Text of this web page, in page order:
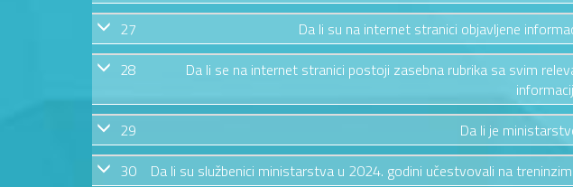
27 Da li su na internet stranici objavljene
28
Da li se na internet stranici postoji zasebna rubrika sa svim
29 Da li je
30
Da li su službenici ministarstva u 2024. godini učestvovali na